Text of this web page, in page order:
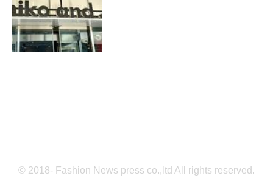
© 2018- Fashion News press co.,ltd All rights reserved.